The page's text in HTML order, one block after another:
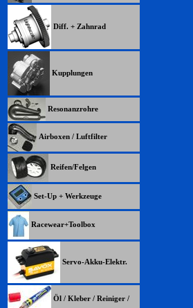
Diff. + Zahnrad
Kupplungen
Resonanzrohre
Airboxen / Luftfilter
Reifen/Felgen
Set-Up + Werkzeuge
Racewear+Toolbox
Servo-Akku-Elektr.
Öl / Kleber / Reiniger /